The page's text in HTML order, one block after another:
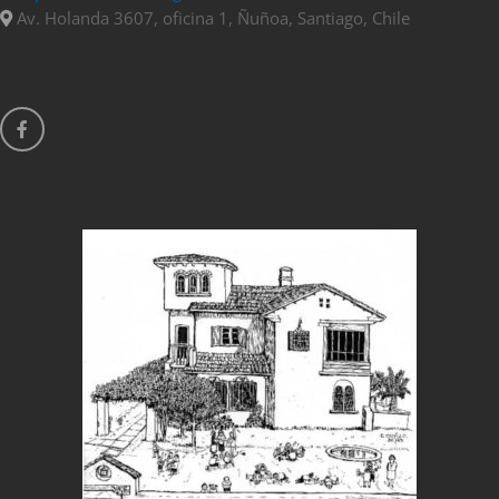
Av. Holanda 3607, oficina 1, Ñuñoa, Santiago, Chile